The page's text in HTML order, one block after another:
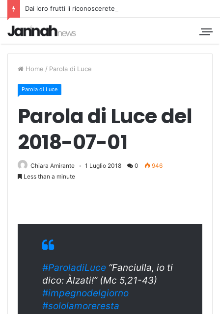
Dai loro frutti li riconoscerete
Home / Parola di Luce
Parola di Luce
Parola di Luce del
2018-07-01
Chiara Amirante 1 Luglio 2018 0
946
Less than a minute
#ParoladiLuce “Fanciulla, io ti
dico: Àlzati!” (Mc 5,21-43)
#impegnodelgiorno
#sololamoreresta